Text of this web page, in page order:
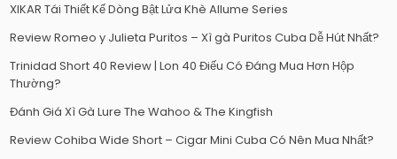
XIKAR Tái Thiết Kế Dòng Bật Lửa Khè Allume Series
Review Romeo y Julieta Puritos – Xì gà Puritos Cuba Dễ Hút Nhất?
Trinidad Short 40 Review | Lon 40 Điếu Có Đáng Mua Hơn Hộp
Thường?
Đánh Giá Xì Gà Lure The Wahoo & The Kingfish
Review Cohiba Wide Short – Cigar Mini Cuba Có Nên Mua Nhất?